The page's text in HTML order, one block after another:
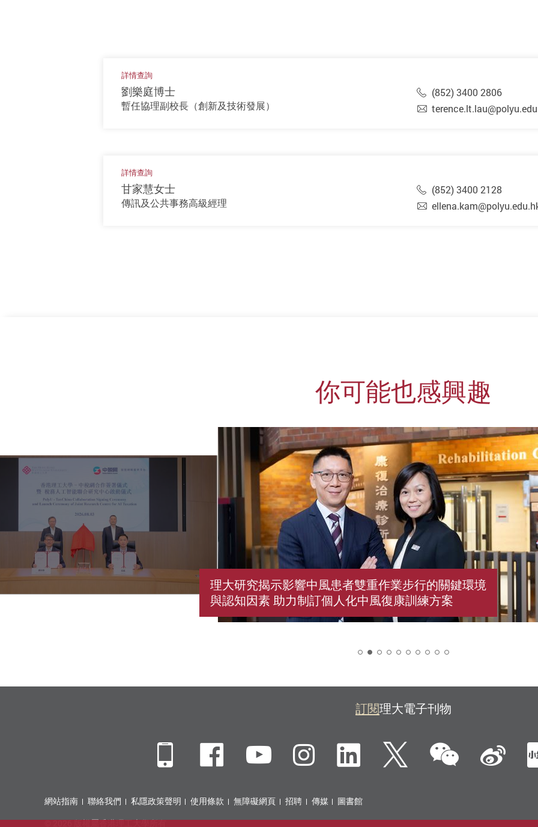
詳情查詢
劉樂庭博士
暫任協理副校長（創新及技術發展）
(852) 3400 2806
詳情查詢
甘家慧女士
傳訊及公共事務高級經理
(852) 3400 2128
你可能也感興趣
理大研究揭示影響中風患者雙重作業步行的關鍵環境
與認知因素 助力制訂個人化中風復康訓練方案
訂閱理大電子刊物
MobileFacebook
YouTubeInstagramLinkedIn
Twitter微信新
網站指南 聯絡我們 私隱政策聲明 使用條款 無障礙網頁 招聘 傳媒
圖書館
© 2026 版權屬香港理工大學所有